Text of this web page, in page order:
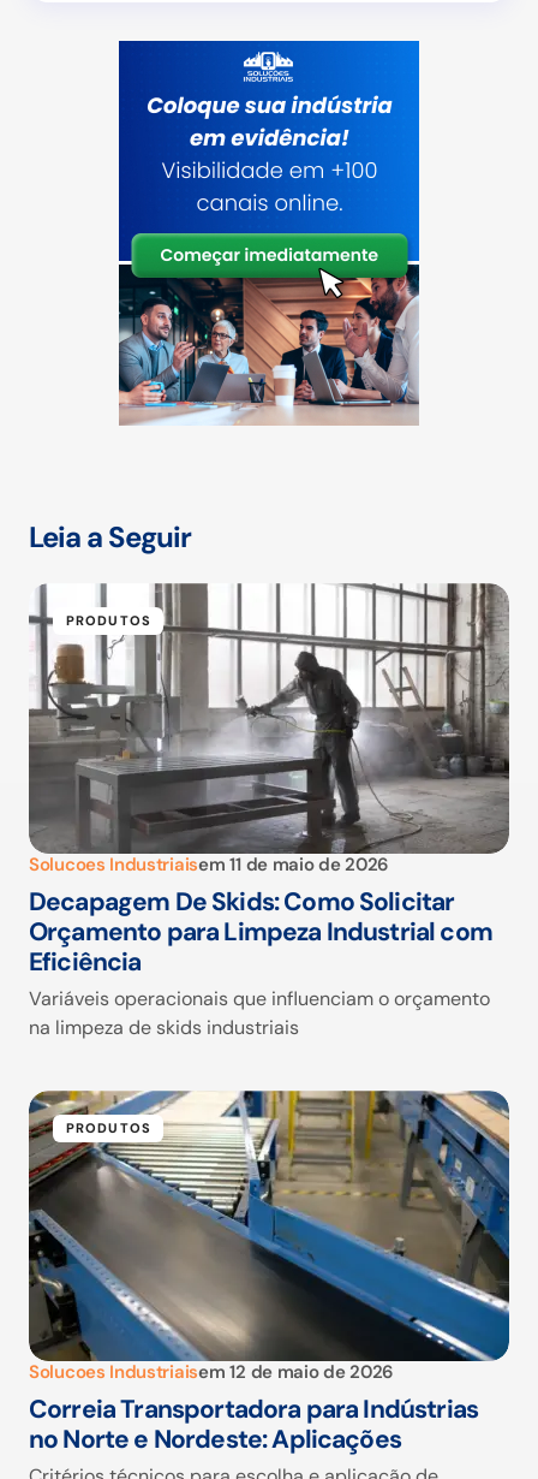
Leia a Seguir
PRODUTOS
Solucoes Industriaisem 11 de maio de 2026
Decapagem De Skids: Como Solicitar
Orçamento para Limpeza Industrial com
Eficiência
Variáveis operacionais que influenciam o orçamento
na limpeza de skids industriais
PRODUTOS
Solucoes Industriaisem 12 de maio de 2026
Correia Transportadora para Indústrias
no Norte e Nordeste: Aplicações